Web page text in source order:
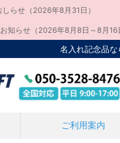
せ（2026年8月31日）
らせ（2026年8月8日～8月16
名入れ記念品な
ご利用案内